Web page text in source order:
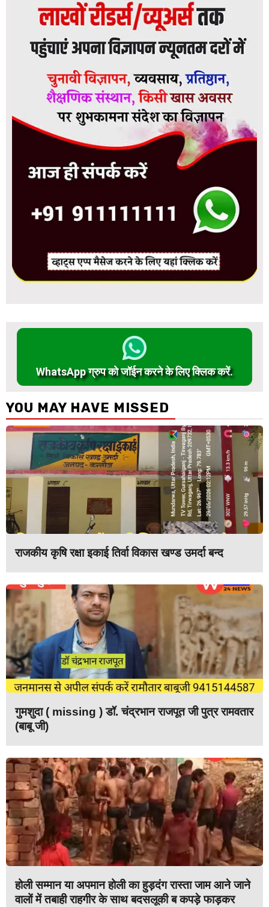
WhatsApp ग्रुप को जॉईन करने के लिए क्लिक करें.
YOU MAY HAVE MISSED
राजकीय कृषि रक्षा इकाई तिर्वा विकास खण्ड उमर्दा बन्द
गुमशुदा ( missing ) डॉ. चंद्रभान राजपूत जी पुत्र रामवतार
(बाबू जी)
होली सम्मान या अपमान होली का हुड़दंग रास्ता जाम आने जाने
वालों में तबाही राहगीर के साथ बदसलूकी ब कपड़े फाड़कर